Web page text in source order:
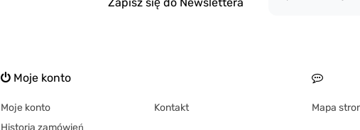
Moje konto
Moje konto
Historia zamówień
Kontakt Mapa